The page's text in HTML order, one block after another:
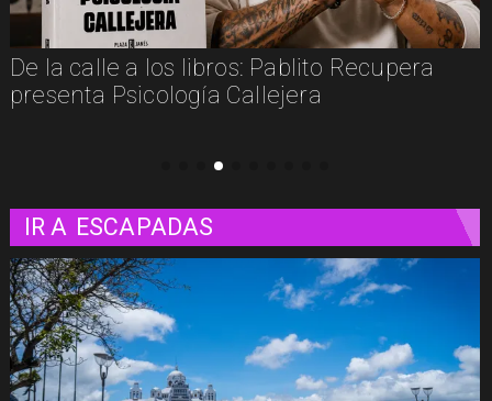
De la calle a los libros: Pablito Recupera
presenta Psicología Callejera
IR A ESCAPADAS